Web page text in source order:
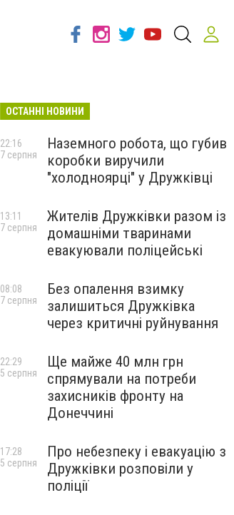
ОСТАННІ НОВИНИ
Наземного робота, що губив
коробки виручили
"холодноярці" у Дружківці
22:16
7 серпня
Жителів Дружківки разом із
домашніми тваринами
евакуювали поліцейські
13:11
7 серпня
Без опалення взимку
залишиться Дружківка
через критичні руйнування
08:08
7 серпня
Ще майже 40 млн грн
спрямували на потреби
захисників фронту на
Донеччині
22:29
5 серпня
Про небезпеку і евакуацію з
Дружківки розповіли у
поліції
17:28
5 серпня